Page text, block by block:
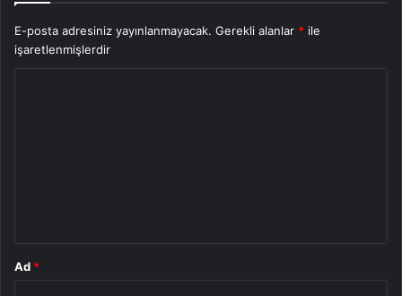
E-posta adresiniz yayınlanmayacak. Gerekli alanlar * ile
işaretlenmişlerdir
Ad *